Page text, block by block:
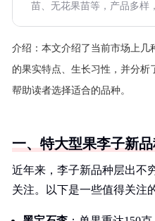
苗、无花果苗等，产品多样
介绍： 本文介绍了当前市场上几
的果实特点、生长习性，并分析
帮助读者选择适合的品种。
一、特大型果李子新
近年来，李子新品种层出不
关注。以下是一些值得关注